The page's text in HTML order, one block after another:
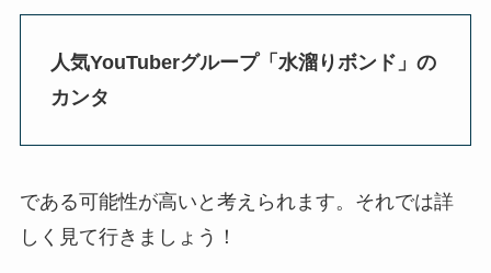
人気YouTuberグループ「水溜りボンド」の
カンタ
である可能性が高いと考えられます。それでは詳
しく見て行きましょう！